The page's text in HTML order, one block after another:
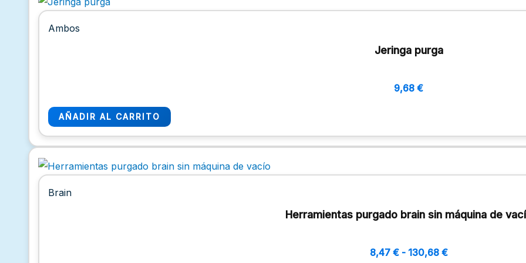
Ambos
Jeringa purga
9,68 €
AÑADIR AL CARRITO
Brain
Herramientas purgado brain sin máquina de
8,47 € - 130,68 €